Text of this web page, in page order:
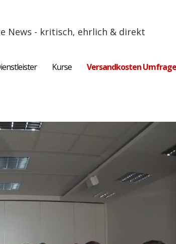
News - kritisch, ehrlich & direkt
Kurse Versandkosten Umfrage